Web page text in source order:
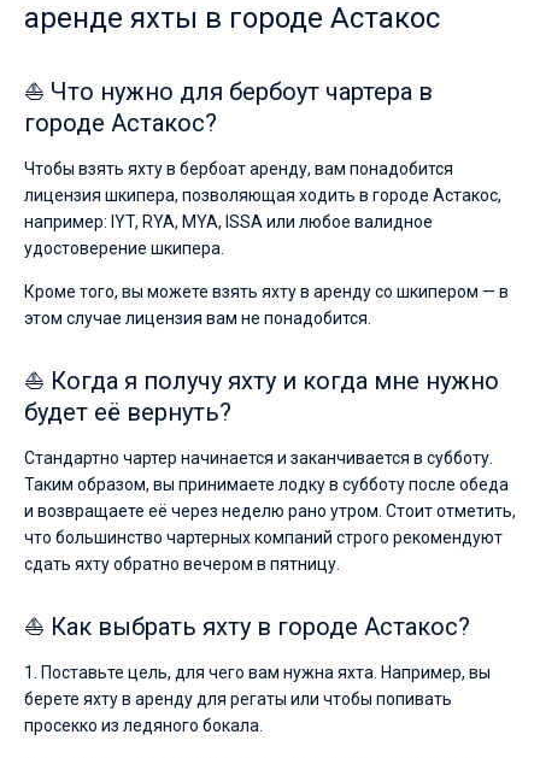
жизни
регионы
яхтинга:
Марина
Астакос.
аренде яхты в городе Астакос
⛵ Что нужно для бербоут чартера в
городе Астакос?
Чтобы взять яхту в бербоат аренду, вам понадобится
лицензия шкипера, позволяющая ходить в городе Астакос,
например: IYT, RYA, MYA, ISSA или любое валидное
удостоверение шкипера.
Кроме того, вы можете взять яхту в аренду со шкипером — в
этом случае лицензия вам не понадобится.
⛵ Когда я получу яхту и когда мне нужно
будет её вернуть?
Стандартно чартер начинается и заканчивается в субботу.
Таким образом, вы принимаете лодку в субботу после обеда
и возвращаете её через неделю рано утром. Стоит отметить,
что большинство чартерных компаний строго рекомендуют
сдать яхту обратно вечером в пятницу.
⛵ Как выбрать яхту в городе Астакос?
1. Поставьте цель, для чего вам нужна яхта. Например, вы
берете яхту в аренду для регаты или чтобы попивать
просекко из ледяного бокала.